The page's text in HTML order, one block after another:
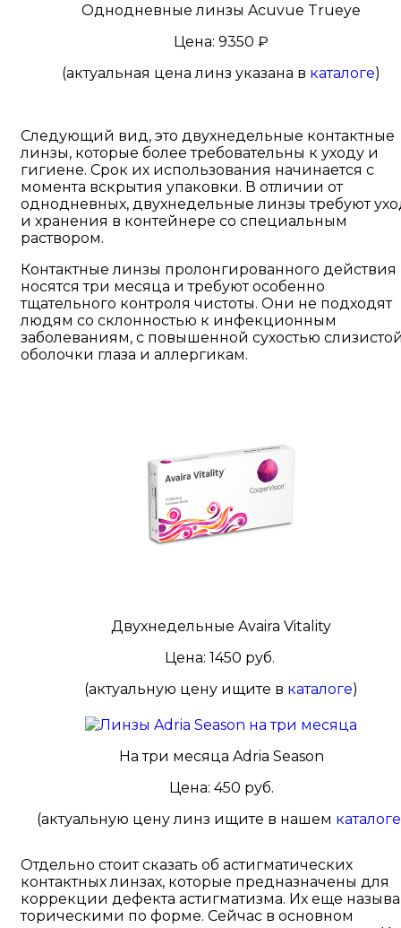
Однодневные линзы Acuvue Trueye
Цена: 9350 ₽
(актуальная цена линз указана в каталоге)
Следующий вид, это двухнедельные контактные
линзы, которые более требовательны к уходу и
гигиене. Срок их использования начинается с
момента вскрытия упаковки. В отличии от
однодневных, двухнедельные линзы требуют
и хранения в контейнере со специальным
раствором.
Контактные линзы пролонгированного действия
носятся три месяца и требуют особенно
тщательного контроля чистоты. Они не подходят
людям со склонностью к инфекционным
заболеваниям, с повышенной сухостью
оболочки глаза и аллергикам.
Двухнедельные Avaira Vitality
Цена: 1450 руб.
(актуальную цену ищите в каталоге)
На три месяца Adria Season
Цена: 450 руб.
(актуальную цену линз ищите в нашем каталоге
Отдельно стоит сказать об астигматических
контактных линзах, которые предназначены для
коррекции дефекта астигматизма. Их еще
торическими по форме. Сейчас в основном